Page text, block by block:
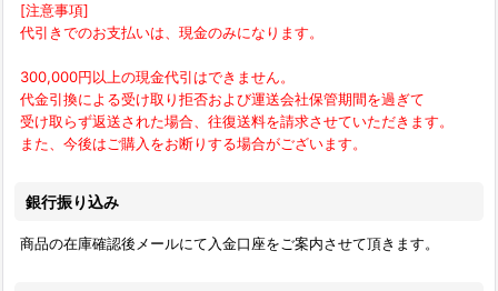
[注意事項]
代引きでのお支払いは、現金のみになります。
300,000円以上の現金代引はできません。
代金引換による受け取り拒否および運送会社保管期間を過ぎて
受け取らず返送された場合、往復送料を請求させていただきます。
また、今後はご購入をお断りする場合がございます。
銀行振り込み
商品の在庫確認後メールにて入金口座をご案内させて頂きます。